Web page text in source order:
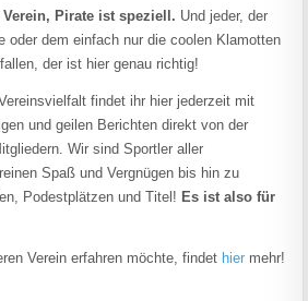
Pirate ist speziell. Und jeder, der
oder dem einfach nur die coolen Klamotten
der ist hier genau richtig!
findet ihr hier jederzeit mit
und geilen Berichten direkt von der
Wir sind Sportler aller
Spaß und Vergnügen bis hin zu
Podestplätzen und Titel! Es ist also für
Verein erfahren möchte, findet hier mehr!